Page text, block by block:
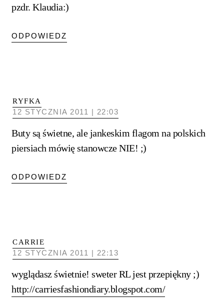
pzdr. Klaudia:)
ODPOWIEDZ
RYFKA
12 STYCZNIA 2011 | 22:03
Buty są świetne, ale jankeskim flagom na polskich
piersiach mówię stanowcze NIE! ;)
ODPOWIEDZ
CARRIE
12 STYCZNIA 2011 | 22:13
wyglądasz świetnie! sweter RL jest przepiękny ;)
http://carriesfashiondiary.blogspot.com/